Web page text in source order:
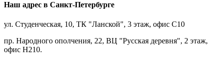
Наш адрес в Санкт-Петербурге
ул. Студенческая, 10, ТК "Ланской", 3 этаж, офис С10
пр. Народного ополчения, 22, ВЦ "Русская деревня", 2 этаж,
офис Н210.